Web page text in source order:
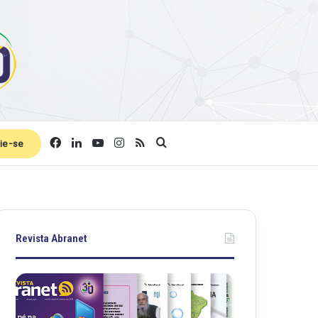
se Facebook
LinkedinYouTubeInstagram
RSS
Revista Abranet
Revista
Abranet